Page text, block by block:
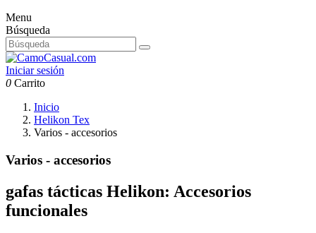
Menu
Búsqueda
Iniciar sesión
0 Carrito
Inicio
Helikon Tex
Varios - accesorios
Varios - accesorios
gafas tácticas Helikon: Accesorios
funcionales